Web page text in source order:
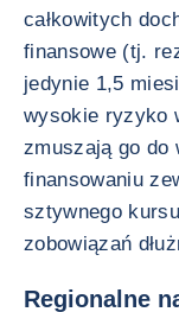
całkowitych
finansowe (tj.
jedynie 1,5
wysokie ryzyko
zmuszają go do
finansowaniu
sztywnego
zobowiązań
Regionalne